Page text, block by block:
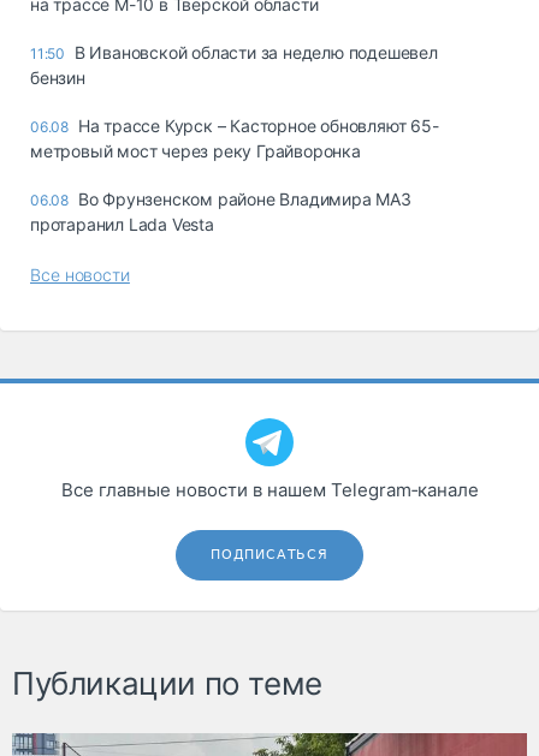
на трассе М-10 в Тверской области
11:50
В Ивановской области за неделю подешевел
бензин
06.08 На трассе Курск – Касторное обновляют 65-
метровый мост через реку Грайворонка
06.08 Во Фрунзенском районе Владимира МАЗ
протаранил Lada Vesta
Все новости
Все главные новости в нашем Telegram‑канале
ПОДПИСАТЬСЯ
Публикации по теме